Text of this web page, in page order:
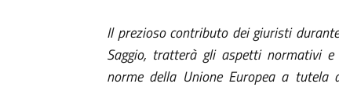
Il prezioso contributo dei giuristi
Saggio, tratterà gli aspetti normativi
norme della Unione Europea a tutela